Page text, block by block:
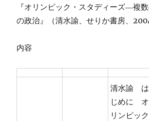
『オリンピック・スタディーズ―複
の政治』（清水諭、せりか書房、
内容
清水諭 は
じめに オ
リンピック